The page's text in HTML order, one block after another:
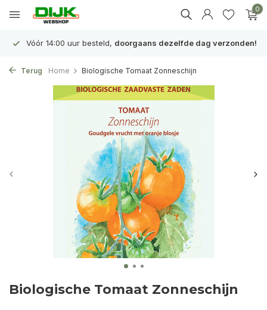
0
Vóór 14:00 uur besteld, doorgaans dezelfde dag verzonden!
Terug Home Biologische Tomaat Zonneschijn
Biologische Tomaat Zonneschijn